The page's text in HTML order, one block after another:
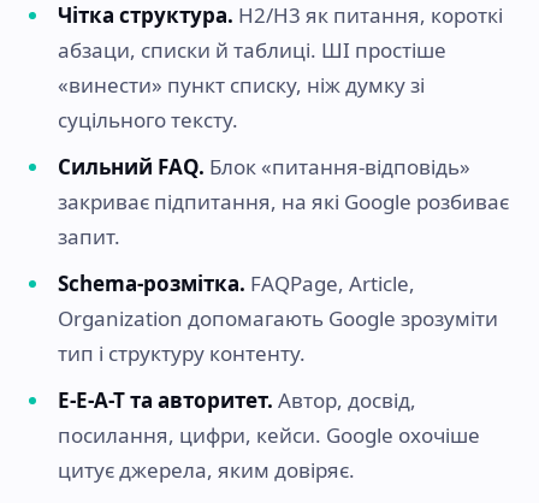
Чітка структура. H2/H3 як питання, короткі
абзаци, списки й таблиці. ШІ простіше
«винести» пункт списку, ніж думку зі
суцільного тексту.
Сильний FAQ. Блок «питання-відповідь»
закриває підпитання, на які Google розбиває
запит.
Schema-розмітка. FAQPage, Article,
Organization допомагають Google зрозуміти
тип і структуру контенту.
E-E-A-T та авторитет. Автор, досвід,
посилання, цифри, кейси. Google охочіше
цитує джерела, яким довіряє.